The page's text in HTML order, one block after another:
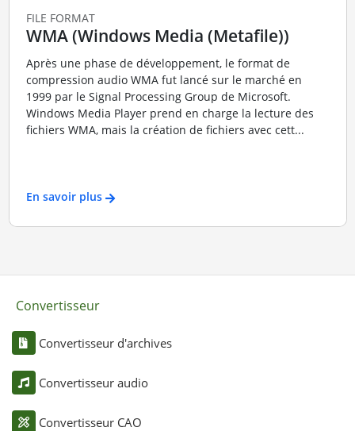
FILE FORMAT
WMA (Windows Media (Metafile))
Après une phase de développement, le format de
compression audio WMA fut lancé sur le marché en
1999 par le Signal Processing Group de Microsoft.
Windows Media Player prend en charge la lecture des
fichiers WMA, mais la création de fichiers avec cett...
En savoir plus
Convertisseur
Convertisseur d'archives
Convertisseur audio
Convertisseur CAO